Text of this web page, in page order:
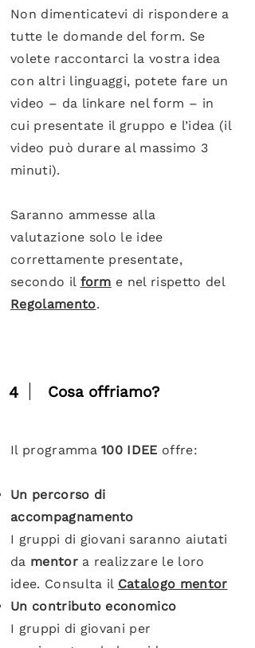
Non dimenticatevi di rispondere a
tutte le domande del form. Se
volete raccontarci la vostra idea
con altri linguaggi, potete fare un
video – da linkare nel form – in
cui presentate il gruppo e l’idea (il
video può durare al massimo 3
minuti).
Saranno ammesse alla
valutazione solo le idee
correttamente presentate,
secondo il form e nel rispetto del
Regolamento.
4 Cosa offriamo?
Il programma100 IDEE offre:
Un percorso di
accompagnamento
I gruppi di giovani saranno aiutati
da mentora realizzare le loro
idee. Consulta il Catalogo mentor
Un contributo economico
I gruppi di giovani per